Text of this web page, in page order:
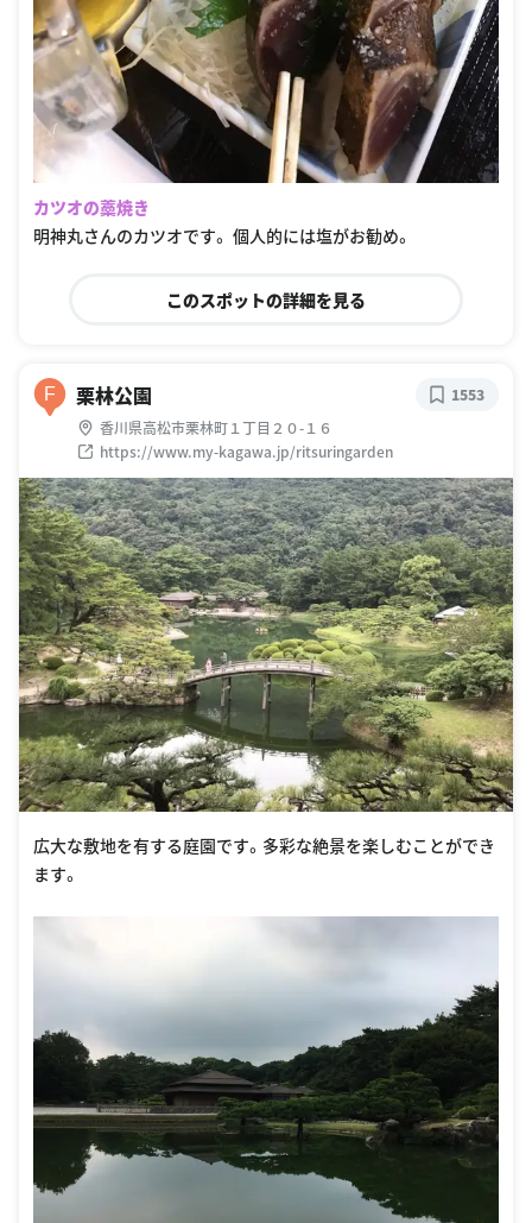
カツオの藁焼き
明神丸さんのカツオです。 個人的には塩がお勧め。
このスポットの詳細を見る
F 栗林公園
香川県高松市栗林町１丁目２０-１６
https://www.my-kagawa.jp/ritsuringarden
1553
広大な敷地を有する庭園です。多彩な絶景を楽しむことができ
ます。